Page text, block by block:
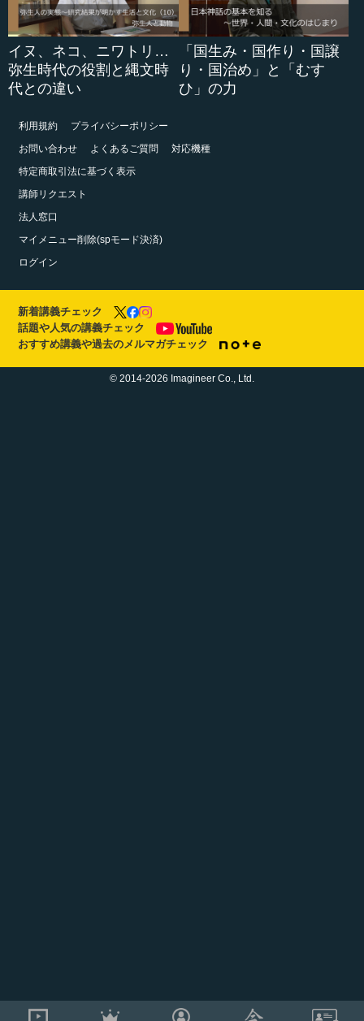
イヌ、ネコ、ニワトリ…
弥生時代の役割と縄文時
代との違い
「国生み・国作り・国譲
り・国治め」と「むす
ひ」の力
利用規約
プライバシーポリシー
お問い合わせ
よくあるご質問
対応機種
特定商取引法に基づく表示
講師リクエスト
法人窓口
マイメニュー削除(spモード決済)
ログイン
新着講義チェック
話題や人気の講義チェック
おすすめ講義や過去のメルマガチェック
© 2014-2026 Imagineer Co., Ltd.